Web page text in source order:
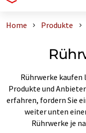
Home Produkte
Rührwerke
Produkte und
erfahren, fordern Sie
weiter unten
Rührwerke je